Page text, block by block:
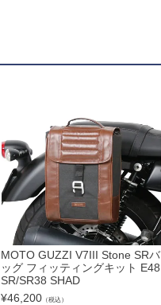
MOTO GUZZI V7III Stone SRバ
ッグ フィッティングキット E48
SR/SR38 SHAD
¥46,200 （税込）